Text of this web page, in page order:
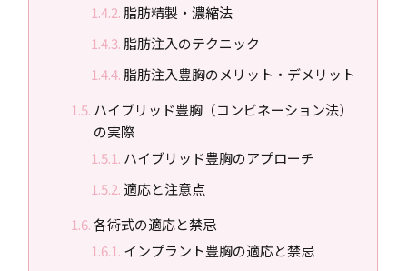
脂肪精製・濃縮法
脂肪注入のテクニック
脂肪注入豊胸のメリット・デメリット
ハイブリッド豊胸（コンビネーション法）
の実際
ハイブリッド豊胸のアプローチ
適応と注意点
各術式の適応と禁忌
インプラント豊胸の適応と禁忌